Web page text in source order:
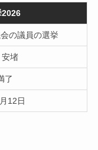
2026
の議員の選挙
安堵
了
12日